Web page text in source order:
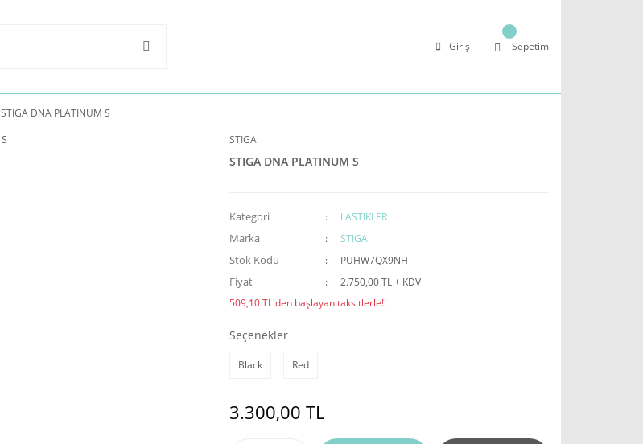
Giriş Sepetim
STIGA DNA PLATINUM S
STIGA
STIGA DNA PLATINUM S
Kategori LASTİKLER
Marka STIGA
Stok Kodu PUHW7QX9NH
Fiyat
2.750,00 TL + KDV
509,10 TL den başlayan taksitlerle!!
Seçenekler
Black Red
3.300,00 TL